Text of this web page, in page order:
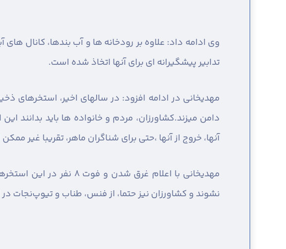
وی ادامه داد: علاوه بر رودخانه ها و آب بندها، کانال
تدابیر پیشگیرانه ای برای آنها اتخاذ شده است.
مهدیخانی در ادامه افزود: در سالهای اخیر، استخرهای
دامن میزند.کشاورزان، مردم و خانواده ها باید
آنها، خروج از آنها ،حتی برای شناگران ماهر، تقریبا غیر
مهدیخانی با اعلام
نشوند و کشاورزان نیز حتما، از فنس، طناب و تیوپ‌نجات